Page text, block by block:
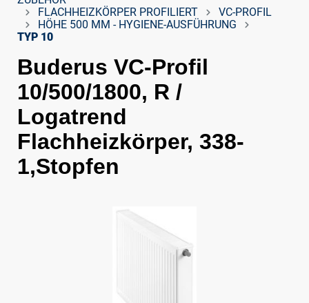
FLACHHEIZKÖRPER PROFILIERT
VC-PROFIL
HÖHE 500 MM - HYGIENE-AUSFÜHRUNG
TYP 10
Buderus VC-Profil
10/500/1800, R /
Logatrend
Flachheizkörper, 338-
1,Stopfen